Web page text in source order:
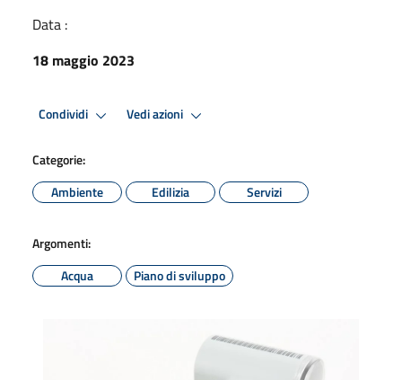
Data :
18 maggio 2023
Condividi Vedi azioni
Categorie:
Ambiente
Edilizia Servizi
Argomenti:
Acqua
Piano di sviluppo